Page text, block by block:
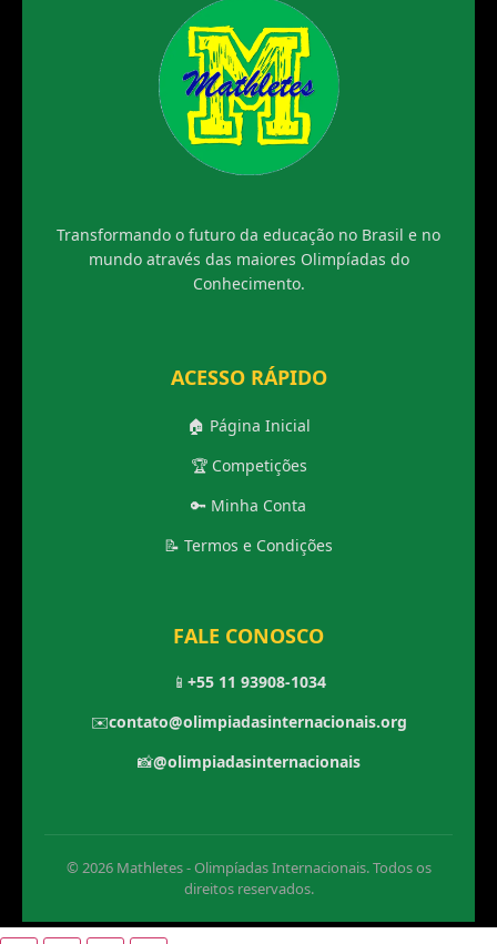
Transformando o futuro da educação no Brasil e no
mundo através das maiores Olimpíadas do
Conhecimento.
ACESSO RÁPIDO
🏠 Página Inicial
🏆 Competições
🔑 Minha Conta
📝 Termos e Condições
FALE CONOSCO
📱 +55 11 93908-1034
✉️contato@olimpiadasinternacionais.org
📸@olimpiadasinternacionais
© 2026 Mathletes - Olimpíadas Internacionais. Todos os
direitos reservados.